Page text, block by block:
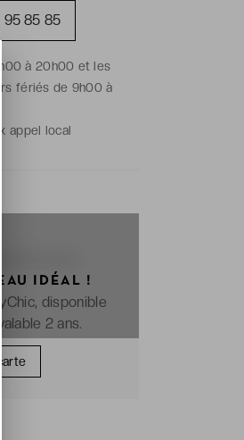
95 85 85
à 20h00 et les
fériés de 9h00 à
appel local
IDÉAL !
disponible
2 ans.